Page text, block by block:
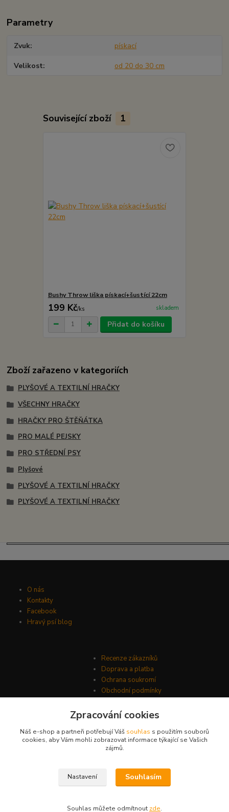
Parametry
Zvuk pískací
Velikost od 20 do 30 cm
Související zboží 1
Bushy Throw liška pískací+šustící 22cm
199 Kč/ks skladem
Přidat do košíku
Zboží zařazeno v kategoriích
PLYŠOVÉ A TEXTILNÍ HRAČKY
VŠECHNY HRAČKY
HRAČKY PRO ŠTĚŇÁTKA
PRO MALÉ PEJSKY
PRO STŘEDNÍ PSY
Plyšové
PLYŠOVÉ A TEXTILNÍ HRAČKY
PLYŠOVÉ A TEXTILNÍ HRAČKY
O nás
Kontakty
Facebook
Hravý psí blog
Recenze zákazníků
Doprava a platba
Ochrana soukromí
Obchodní podmínky
© Psí-hračky.cz 2026
Zpracování cookies
Náš e-shop a partneři potřebují Váš souhlas s použitím souborů
cookies, aby Vám mohli zobrazovat informace týkající se Vašich
zájmů.
Nastavení Souhlasím
Souhlas můžete odmítnout zde.